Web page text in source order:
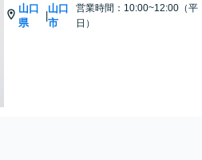
山口
県
|
山口
市
営業時間：10:00~12:00（平
日）